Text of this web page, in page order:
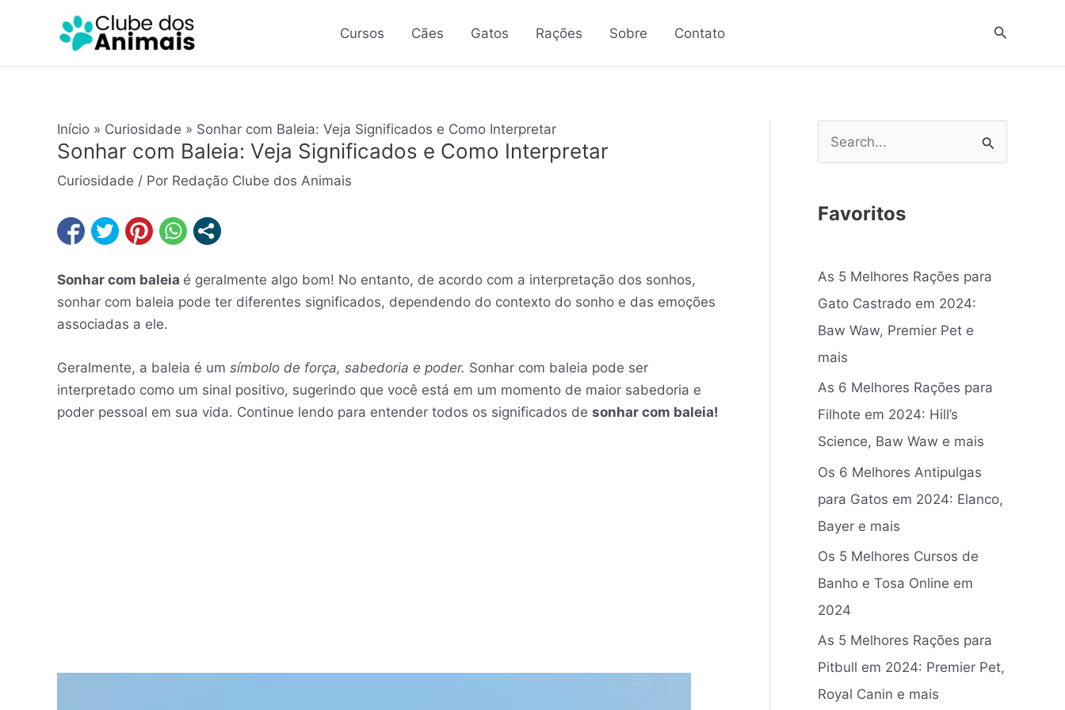
Cursos Cães Gatos Rações Sobre Contato Pesquisar
Início Curiosidade Sonhar com Baleia: Veja Significados e Como Interpretar
Sonhar com Baleia: Veja Significados e Como Interpretar
Curiosidade / Por Redação Clube dos Animais
Sonhar com baleia é geralmente algo bom! No entanto, de acordo com a interpretação dos sonhos,
sonhar com baleia pode ter diferentes significados, dependendo do contexto do sonho e das emoções
associadas a ele.
Geralmente, a baleia é um símbolo de força, sabedoria e poder. Sonhar com baleia pode ser
interpretado como um sinal positivo, sugerindo que você está em um momento de maior sabedoria e
poder pessoal em sua vida. Continue lendo para entender todos os significados de sonhar com baleia!
navigation
i
s
a
r
p
o
r
:
Favoritos
As 5 Melhores Rações para
Gato Castrado em 2024:
Baw Waw, Premier Pet e
mais
As 6 Melhores Rações para
Filhote em 2024: Hill’s
Science, Baw Waw e mais
Os 6 Melhores Antipulgas
para Gatos em 2024: Elanco,
Bayer e mais
Os 5 Melhores Cursos de
Banho e Tosa Online em
2024
As 5 Melhores Rações para
Pitbull em 2024: Premier Pet,
Royal Canin e mais